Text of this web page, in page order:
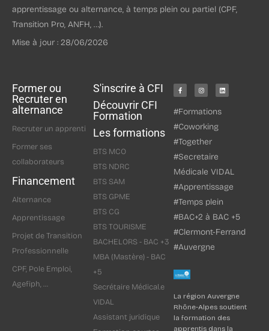
apprentissage ou alternance, à temps plein ou partiel (CPF,
Transition Pro, ANFH, …).
Mise à jour : 28/06/2026
Former ou
Recruter en
alternance
Recruter un apprenti
Former ses
collaborateurs
Financement
Alternance
Apprentissage
Projet de Transition
Professionnelle
CPF, Pole Emploi,
Agefiph, ...
S'inscrire à CFI
Découvrir CFI
Formation
Les formations
BTS MCO
BTS NDRC
BTS SAM
BTS GPME
BTS CG
BTS TOURISME
BACHELORS - BAC +3
MBA (Mastère) - BAC
+5
Secrétaire Médical.e
VIDAL
Assistant juridique
#Formations
#Coworking
#Together
#Secretaire
Médicale VIDAL
#Apprentissage
#Temps plein
#BAC+2 à BAC +5
#Clermont-Ferrand
#Auvergne
La région Auvergne
Rhône-Alpes soutient
la formation des
apprentis dans la